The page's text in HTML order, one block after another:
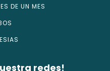
DE UN MES
redes!